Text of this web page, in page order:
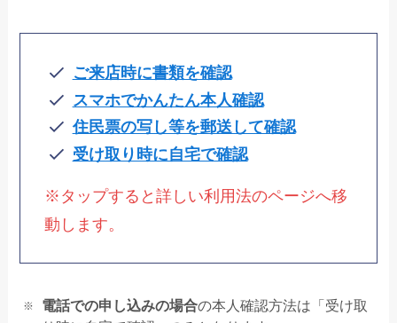
ご来店時に書類を確認
スマホでかんたん本人確認
住民票の写し等を郵送して確認
受け取り時に自宅で確認
※タップすると詳しい利用法のページへ移
動します。
電話での申し込みの場合の本人確認方法は「受け取